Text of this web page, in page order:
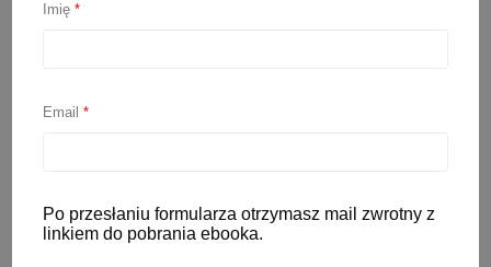
Musy w tubkach – czy
względami bardzo wygodna forma
podania posiłku dziecku. Wystarczy
Imię*
Email*
Po przesłaniu formularza otrzymasz mail zwrotny z
linkiem do pobrania ebooka.